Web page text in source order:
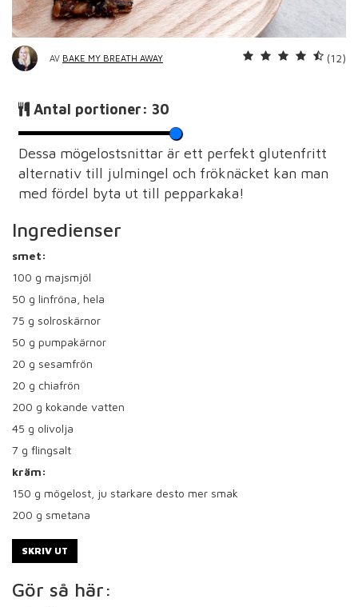
AV BAKE MY BREATH AWAY (12)
Antal portioner: 30
Dessa mögelostsnittar är ett perfekt glutenfritt
alternativ till julmingel och fröknäcket kan man
med fördel byta ut till pepparkaka!
Ingredienser
smet:
100 g majsmjöl
50 g linfröna, hela
75 g solroskärnor
50 g pumpakärnor
20 g sesamfrön
20 g chiafrön
200 g kokande vatten
45 g olivolja
7 g flingsalt
kräm:
150 g mögelost, ju starkare desto mer smak
200 g smetana
SKRIV UT
Gör så här: